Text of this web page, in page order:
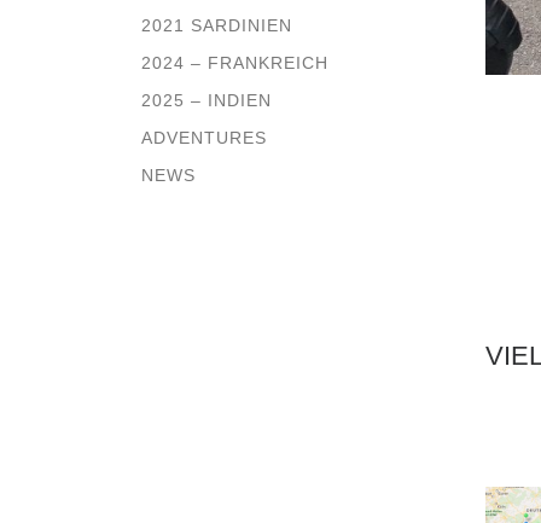
2021 SARDINIEN
2024 – FRANKREICH
2025 – INDIEN
ADVENTURES
NEWS